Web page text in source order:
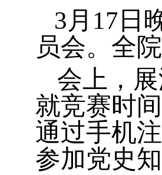
3 月 17 日
员会。 全
会上，展
就竞赛时
通过手机
参加党史